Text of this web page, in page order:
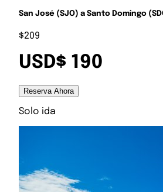
San José (SJO) a Santo Domingo
$209
USD$ 190
Reserva Ahora
Solo ida